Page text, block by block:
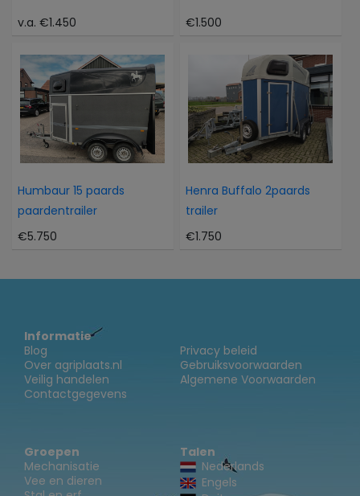
v.a. €1.450 €1.500
Humbaur 15 paards
paardentrailer
€5.750
Henra Buffalo 2paards
trailer
€1.750
Informatie
Blog
Over agriplaats.nl
Veilig handelen
Contactgegevens
Privacy beleid
Gebruiksvoorwaarden
Algemene Voorwaarden
Groepen
Mechanisatie
Vee en dieren
Talen
Nederlands
Engels